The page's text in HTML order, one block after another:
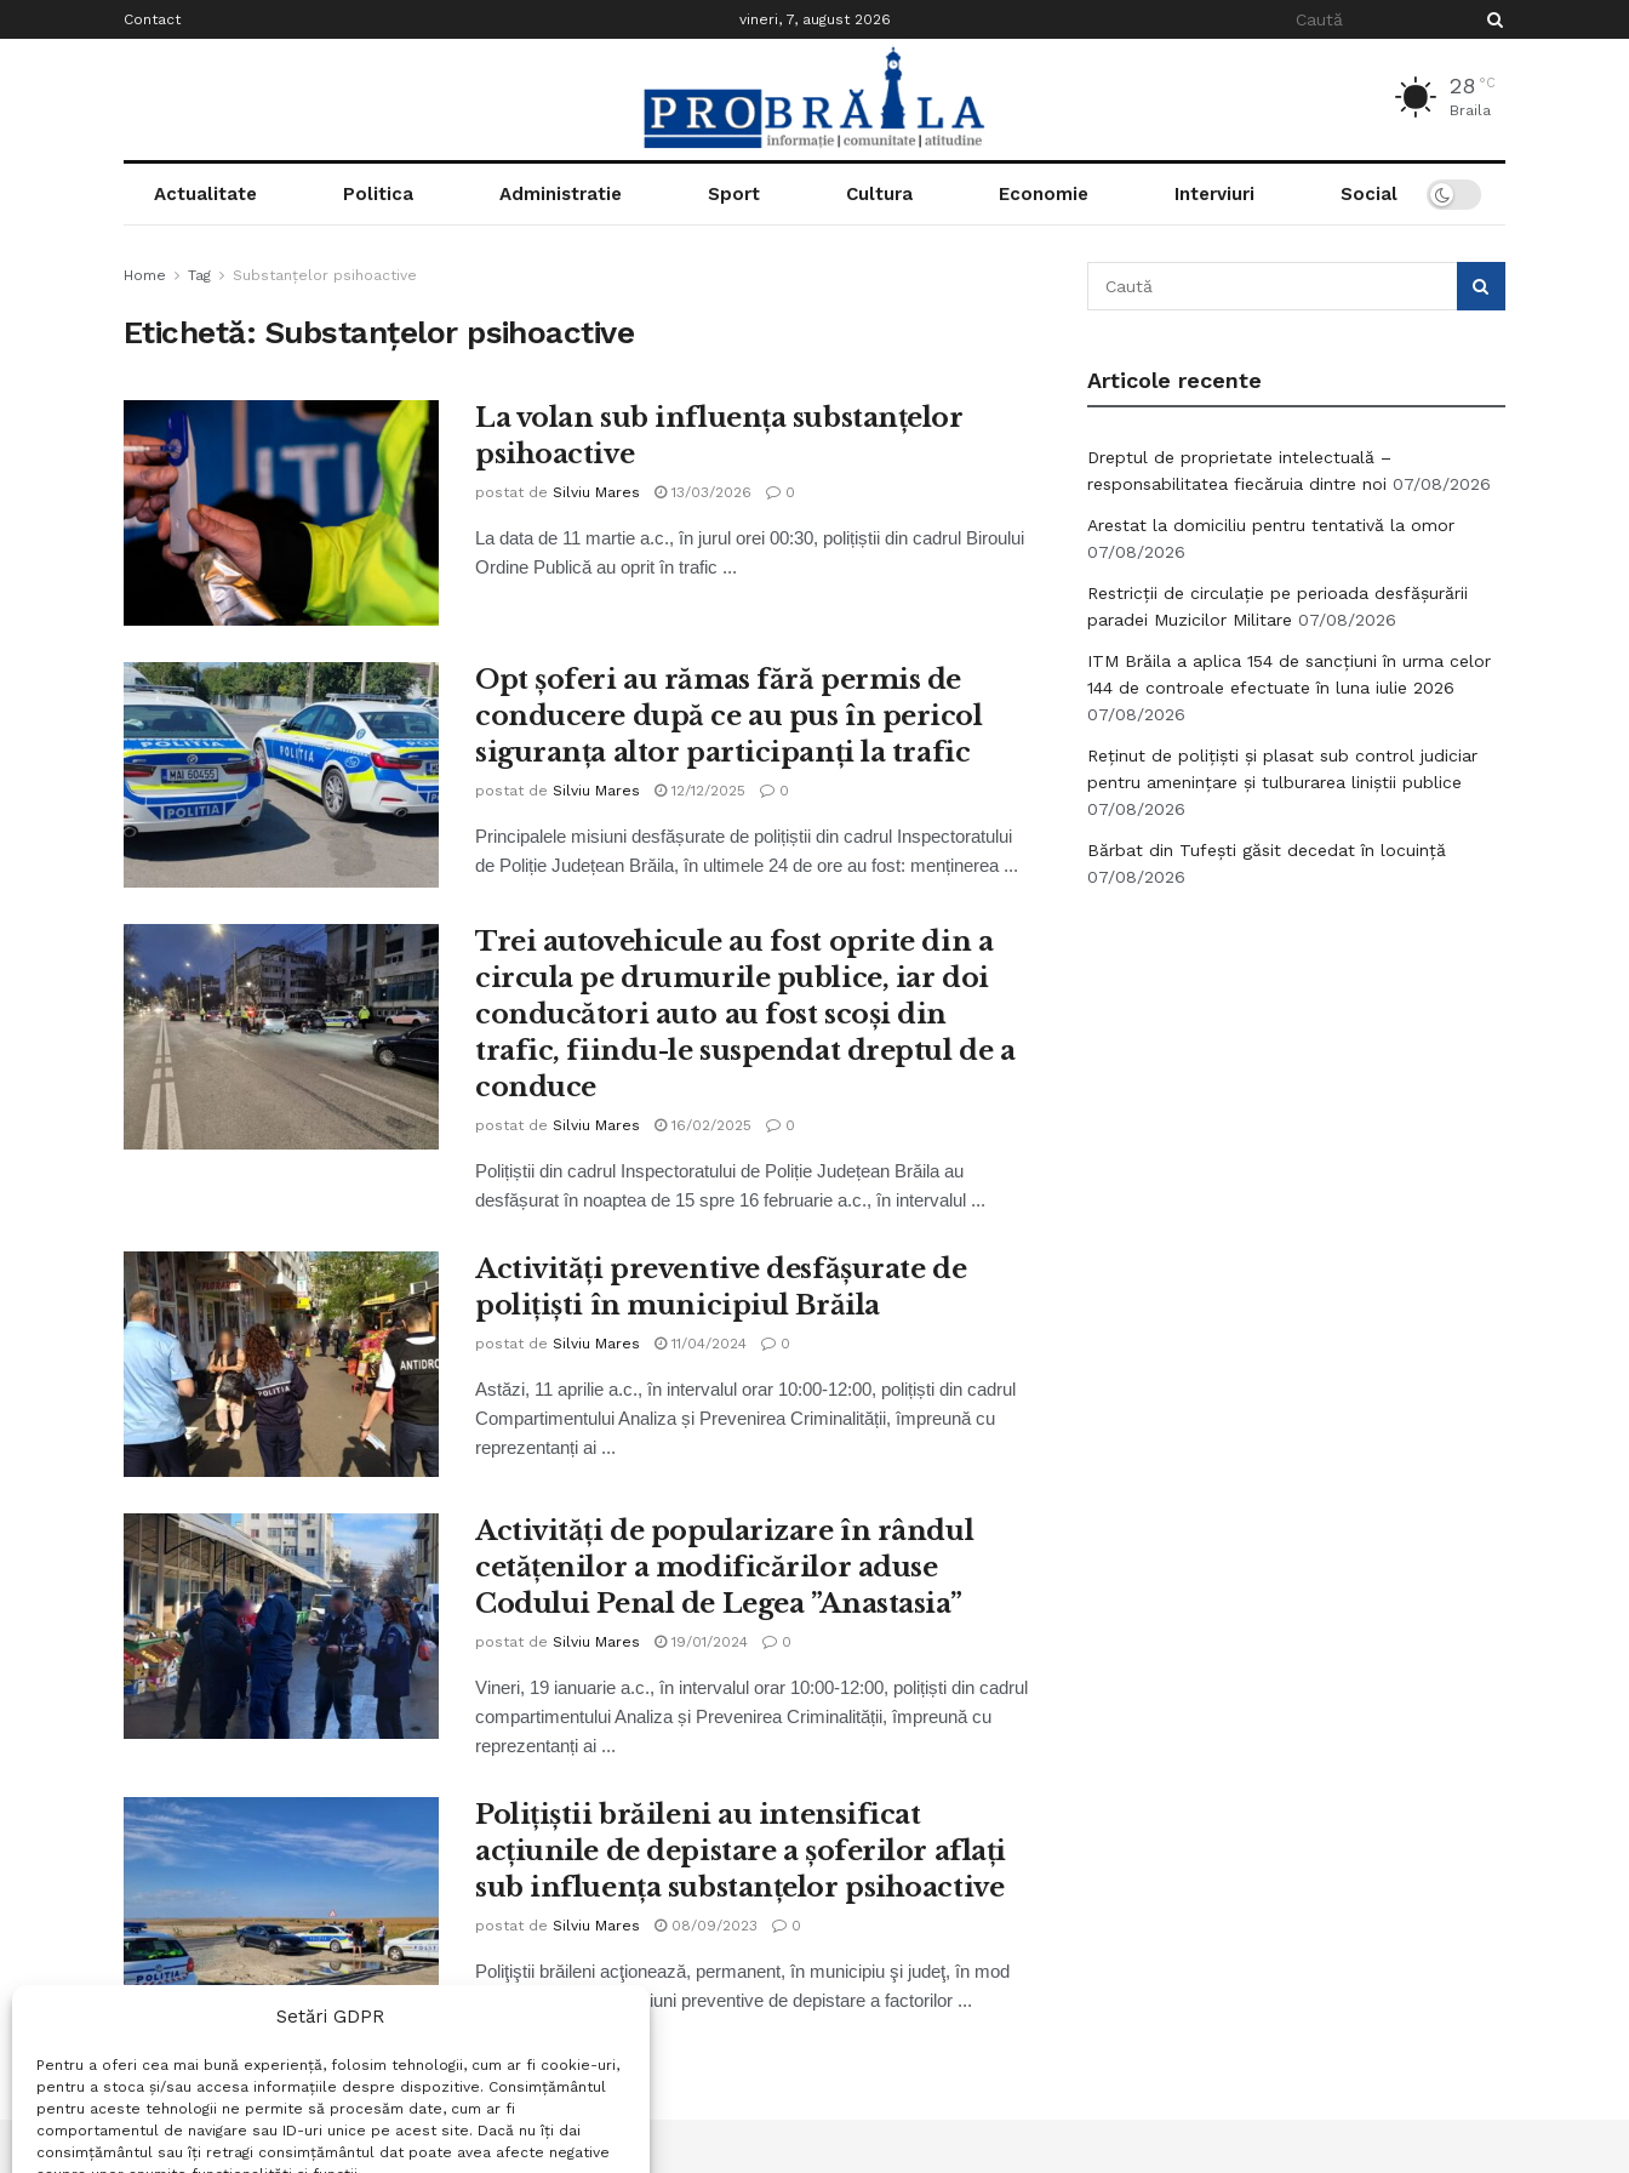
Setări GDPR
Pentru a oferi cea mai bună experiență, folosim tehnologii, cum ar fi cookie-uri,
pentru a stoca și/sau accesa informațiile despre dispozitive. Consimțământul
pentru aceste tehnologii ne permite să procesăm date, cum ar fi
comportamentul de navigare sau ID-uri unice pe acest site. Dacă nu îți dai
consimțământul sau îți retragi consimțământul dat poate avea afecte negative
Contact vineri, 7, august 2026
28 °C
Braila
Actualitate Politica Administratie Sport Cultura Economie Interviuri Social
Home Tag Substanțelor psihoactive
Etichetă: Substanțelor psihoactive
La volan sub influența substanțelor
psihoactive
postat de Silviu Mares 13/03/2026 0
La data de 11 martie a.c., în jurul orei 00:30, polițiștii din cadrul Biroului
Ordine Publică au oprit în trafic ...
Opt șoferi au rămas fără permis de
conducere după ce au pus în pericol
siguranța altor participanți la trafic
postat de Silviu Mares 12/12/2025 0
Principalele misiuni desfășurate de polițiștii din cadrul Inspectoratului
de Poliție Județean Brăila, în ultimele 24 de ore au fost: menținerea ...
Trei autovehicule au fost oprite din a
circula pe drumurile publice, iar doi
conducători auto au fost scoși din
trafic, fiindu-le suspendat dreptul de a
conduce
postat de Silviu Mares 16/02/2025 0
Polițiștii din cadrul Inspectoratului de Poliție Județean Brăila au
desfășurat în noaptea de 15 spre 16 februarie a.c., în intervalul ...
Activități preventive desfășurate de
polițiști în municipiul Brăila
postat de Silviu Mares 11/04/2024 0
Astăzi, 11 aprilie a.c., în intervalul orar 10:00-12:00, polițiști din cadrul
Compartimentului Analiza și Prevenirea Criminalității, împreună cu
reprezentanți ai ...
Activități de popularizare în rândul
cetățenilor a modificărilor aduse
Codului Penal de Legea ”Anastasia”
postat de Silviu Mares 19/01/2024 0
Vineri, 19 ianuarie a.c., în intervalul orar 10:00-12:00, polițiști din cadrul
compartimentului Analiza și Prevenirea Criminalității, împreună cu
reprezentanți ai ...
Polițiștii brăileni au intensificat
acțiunile de depistare a șoferilor aflați
sub influența substanțelor psihoactive
postat de Silviu Mares 08/09/2023 0
Poliţiştii brăileni acţionează, permanent, în municipiu şi judeţ, în mod
activ și implicat în misiuni preventive de depistare a factorilor ...
Articole recente
Dreptul de proprietate intelectuală –
responsabilitatea fiecăruia dintre noi 07/08/2026
Arestat la domiciliu pentru tentativă la omor
07/08/2026
Restricții de circulație pe perioada desfășurării
paradei Muzicilor Militare 07/08/2026
ITM Brăila a aplica 154 de sancțiuni în urma celor
144 de controale efectuate în luna iulie 2026
07/08/2026
Reținut de polițiști și plasat sub control judiciar
pentru amenințare și tulburarea liniștii publice
07/08/2026
Bărbat din Tufești găsit decedat în locuință
07/08/2026